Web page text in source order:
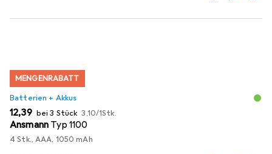
MENGENRABATT
Batterien + Akkus
EUR
12,39 bei 3 Stück EUR
3,10/1Stk.
Ansmann Typ 1100
4 Stk., AAA, 1050 mAh